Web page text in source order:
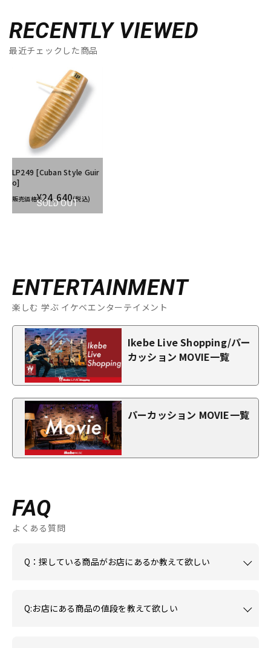
RECENTLY VIEWED
最近チェックした商品
SOLD OUT
LP249 [Cuban Style Guir
o]
販売価格¥24,640(税込)
ENTERTAINMENT
楽しむ 学ぶ イケベエンターテイメント
Ikebe Live Shopping/パー
カッション MOVIE一覧
パーカッション MOVIE一覧
FAQ
よくある質問
Q：探している商品がお店にあるか教えて欲しい
Q:お店にある商品の値段を教えて欲しい